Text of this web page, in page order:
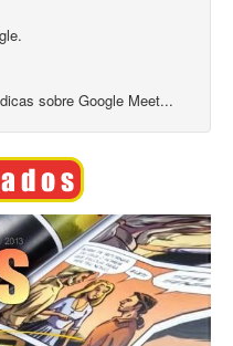
sobre Google Meet...